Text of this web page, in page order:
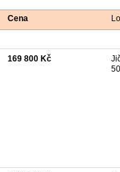
Cena
169 800 Kč